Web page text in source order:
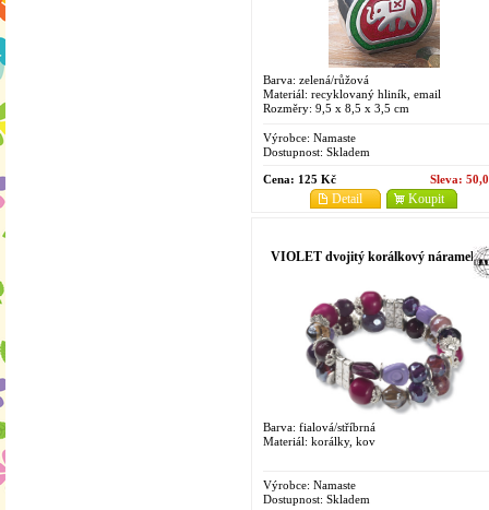
Barva: zelená/růžová
Materiál: recyklovaný hliník, email
Rozměry: 9,5 x 8,5 x 3,5 cm
Výrobce: Namaste
Dostupnost: Skladem
Cena: 125 Kč Sleva:
Koupit
Detail
VIOLET dvojitý korálkový náramek
Barva: fialová/stříbrná
Materiál: korálky, kov
Výrobce: Namaste
Dostupnost: Skladem